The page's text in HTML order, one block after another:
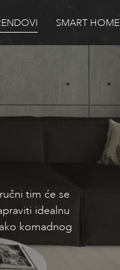
SMART HOME
tim će se
idealnu
komadnog